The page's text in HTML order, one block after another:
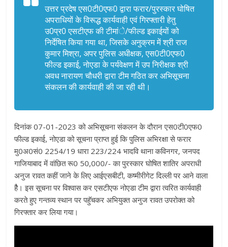
उत्तर प्रदेष एस0टी0एफ0 द्वारा फरार/पुरस्कार घोषित
अपराधियों के विरूद्ध कार्यवाही एवं गिरफ्तारी हेतु
उ0प्र0 एसटीएफ की टीमांे/फील्ड इकाईयों को
निर्देषित किया गया था, जिसके अनुक्रम में श्री राज
कुमार मिश्रा, अपर पुलिस अधीक्षक, एस0टी0एफ0
फील्ड इकाई, नोएडा के पर्यवेक्षण में उप निरीक्षक श्री
अवध नारायण चौधरी द्वारा टीम गठित कर अभिसूचना
संकलन की कार्यवाही की जा रही थी।
दिनांक 07-01-2023 को अभिसूचना संकलन के दौरान एस0टी0एफ0
फील्ड इकाई, नोएडा को सूचना प्राप्त हुई कि पुलिस अभिरक्षा से फरार
मु0अ0सं0 2254/19 धारा 223/224 भादवि थाना कविनगर, जनपद
गाजियाबाद में वांछित रू0 50,000/- का पुरस्कार घोषित शातिर अपराधी
अनुज रावत कहीं जाने के लिए आईएसबीटी, कष्मीरीगेट दिल्ली पर आने वाला
हैै। इस सूचना पर विश्वास कर एसटीएफ नोएडा टीम द्वारा त्वरित कार्यवाही
करते हुए गन्तव्य स्थान पर पहॅुचकर अभियुक्त अनुज रावत उपरोक्त को
गिरफ्तार कर लिया गया।